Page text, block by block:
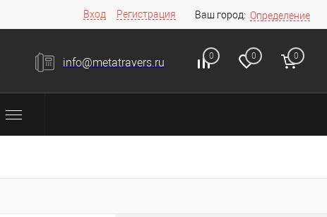
Вход Регистрация Ваш город: Определение
info@metatravers.ru 0 0 0